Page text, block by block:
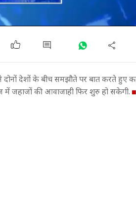
दोनों देशों के बीच समझौते पर बात करते हुए
में जहाजों की आवाजाही फिर शुरु हो सकेगी.